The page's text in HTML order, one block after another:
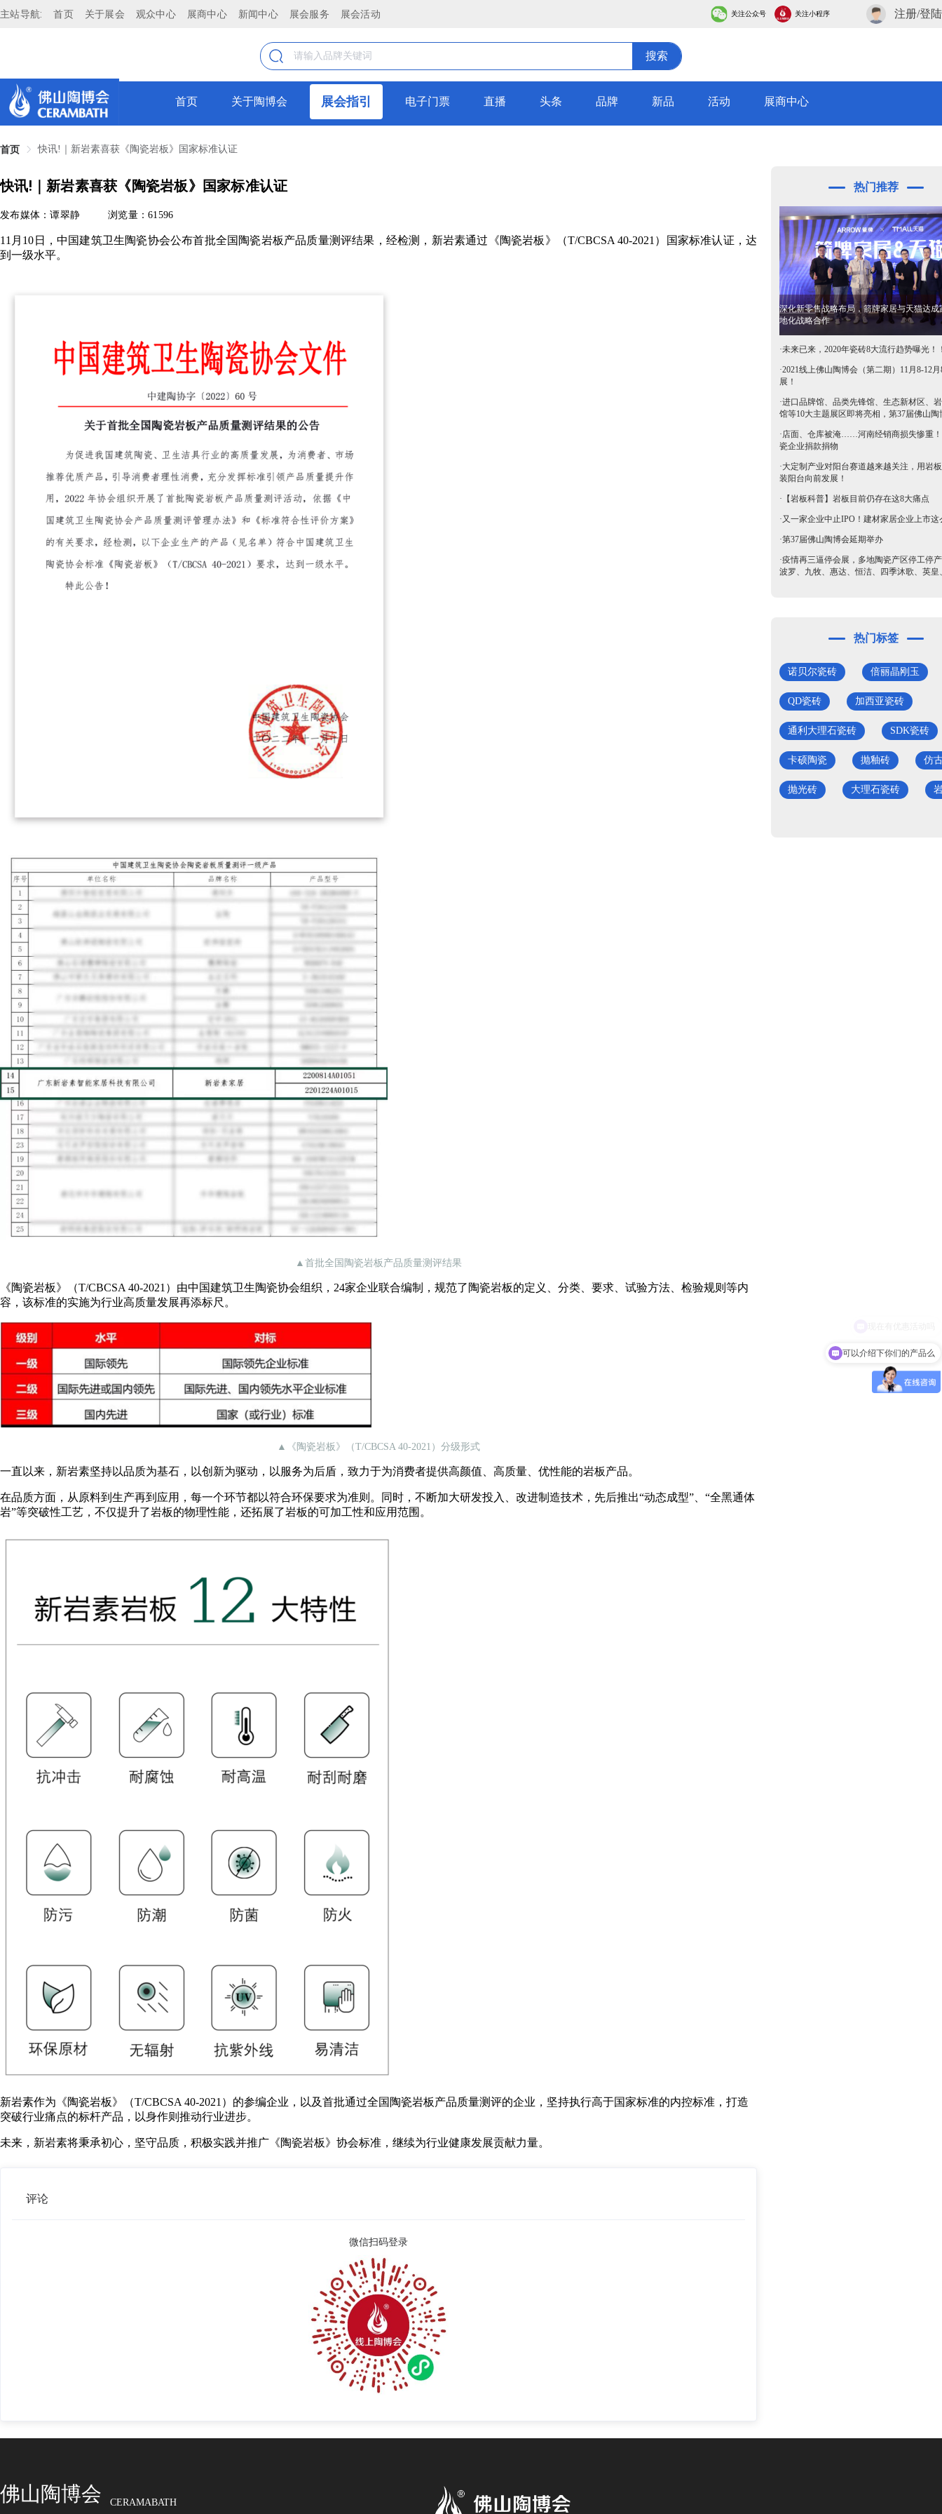
主站导航: 首页 关于展会 观众中心 展商中心 新闻中心 展会服务 展会活动 关注公众号 关注小程序 注册/登陆
搜索
首页 关于陶博会 展会指引 电子门票 直播 头条 品牌 新品 活动 展商中心
首页 快讯!｜新岩素喜获《陶瓷岩板》国家标准认证
快讯!｜新岩素喜获《陶瓷岩板》国家标准认证
发布媒体：谭翠静 浏览量：61596
11月10日，中国建筑卫生陶瓷协会公布首批全国陶瓷岩板产品质量测评结果，经检测，新岩素通过《陶瓷岩板》（T/CBCSA 40-2021）国家标准认证，达
到一级水平。
▲首批全国陶瓷岩板产品质量测评结果
《陶瓷岩板》（T/CBCSA 40-2021）由中国建筑卫生陶瓷协会组织，24家企业联合编制，规范了陶瓷岩板的定义、分类、要求、试验方法、检验规则等内
容，该标准的实施为行业高质量发展再添标尺。
▲《陶瓷岩板》（T/CBCSA 40-2021）分级形式
一直以来，新岩素坚持以品质为基石，以创新为驱动，以服务为后盾，致力于为消费者提供高颜值、高质量、优性能的岩板产品。
在品质方面，从原料到生产再到应用，每一个环节都以符合环保要求为准则。同时，不断加大研发投入、改进制造技术，先后推出“动态成型”、“全黑通体
岩”等突破性工艺，不仅提升了岩板的物理性能，还拓展了岩板的可加工性和应用范围。
新岩素作为《陶瓷岩板》（T/CBCSA 40-2021）的参编企业，以及首批通过全国陶瓷岩板产品质量测评的企业，坚持执行高于国家标准的内控标准，打造
突破行业痛点的标杆产品，以身作则推动行业进步。
未来，新岩素将秉承初心，坚守品质，积极实践并推广《陶瓷岩板》协会标准，继续为行业健康发展贡献力量。
评论
微信扫码登录
热门推荐
深化新零售战略布局，箭牌家居与天猫达成
地化战略合作
·未来已来，2020年瓷砖8大流行趋势曝光！
·2021线上佛山陶博会（第二期）11月8-12
展！
·进口品牌馆、品类先锋馆、生态新材区、
馆等10大主题展区即将亮相，第37届佛山陶
·店面、仓库被淹……河南经销商损失惨重
瓷企业捐款捐物
·大定制产业对阳台赛道越来越关注，用岩
装阳台向前发展！
· 【岩板科普】岩板目前仍存在这8大痛点
·又一家企业中止IPO！建材家居企业上市这
·第37届佛山陶博会延期举办
·疫情再三逼停会展，多地陶瓷产区停工停
波罗、九牧、惠达、恒洁、四季沐歌、英皇
热门标签
诺贝尔瓷砖 倍丽晶刚玉
QD瓷砖 加西亚瓷砖
通利大理石瓷砖 SDK瓷砖
卡硕陶瓷 抛釉砖 仿
抛光砖 大理石瓷砖
佛山陶博会 CERAMABATH
可以介绍下你们的产品么